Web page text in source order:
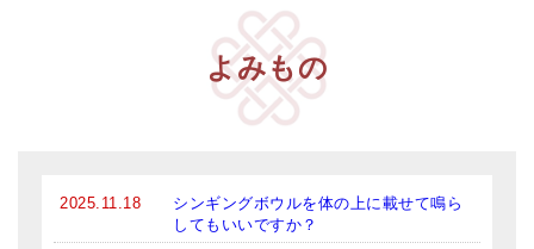
よみもの
2025.11.18
シンギングボウルを体の上に載せて鳴ら
してもいいですか？